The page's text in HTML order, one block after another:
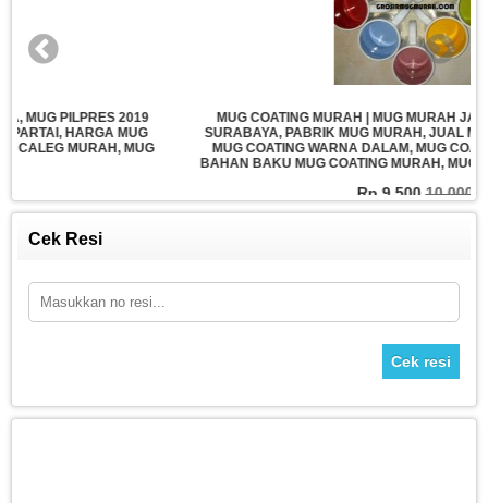
MUG COATING MURAH | MUG MURAH JAKARTA, MUG MURAH
SURABAYA, PABRIK MUG MURAH, JUAL MUG POLOS SURABAYA,
MUG COATING WARNA DALAM, MUG COATING IMPORT MURAH,
BAHAN BAKU MUG COATING MURAH, MUG IMPORT CHINA MURAH
Cek Resi
Cek resi